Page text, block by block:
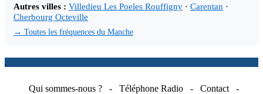
Autres villes : Villedieu Les Poeles Rouffigny · Carentan ·
Cherbourg Octeville
→ Toutes les fréquences du Manche
.
Qui sommes-nous ? - Téléphone Radio - Contact -